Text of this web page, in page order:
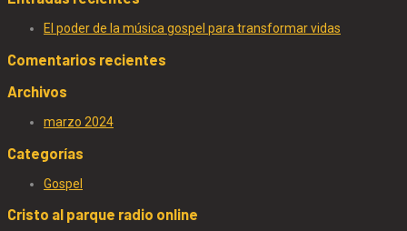
El poder de la música gospel para transformar vidas
Comentarios recientes
Archivos
marzo 2024
Categorías
Gospel
Cristo al parque radio online